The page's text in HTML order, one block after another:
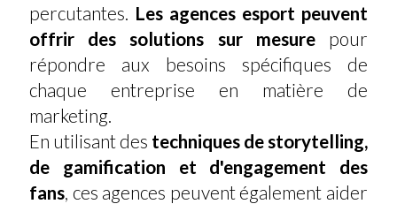
percutantes. Les agences esport peuvent
offrir des solutions sur mesurepour
répondre aux besoins spécifiques de
chaque entreprise en matière de
marketing.
En utilisant des techniques de storytelling,
de gamification et d'engagement des
fans , ces agences peuvent également aider